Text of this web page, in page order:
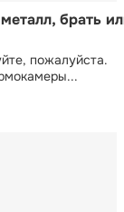
брать
пожалуйста.